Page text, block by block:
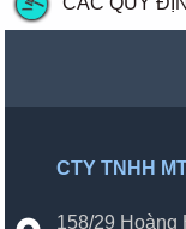
CTY TNHH
158/29 Hoàng